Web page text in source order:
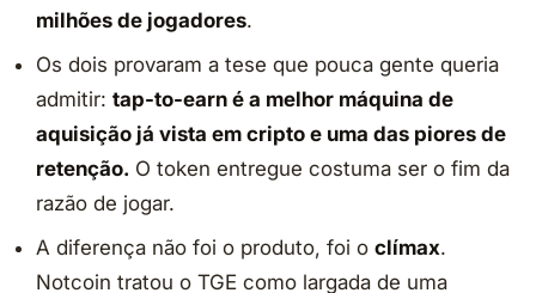
milhões de jogadores.
Os dois provaram a tese que pouca gente queria
admitir:tap-to-earn é a melhor máquina de
aquisição já vista em cripto e uma das piores de
retenção. O token entregue costuma ser o fim da
razão de jogar.
A diferença não foi o produto, foi oclímax.
Notcoin tratou o TGE como largada de uma